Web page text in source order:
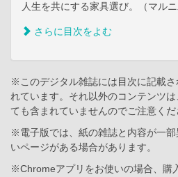
人生を共にする家具選び。（マルニ
さらに目次をよむ
※このデジタル雑誌には目次に記載さ
れています。それ以外のコンテンツ
ても含まれていませんのでご注意くだ
※電子版では、紙の雑誌と内容が一
いページがある場合があります。
※Chromeアプリをお使いの場合、購